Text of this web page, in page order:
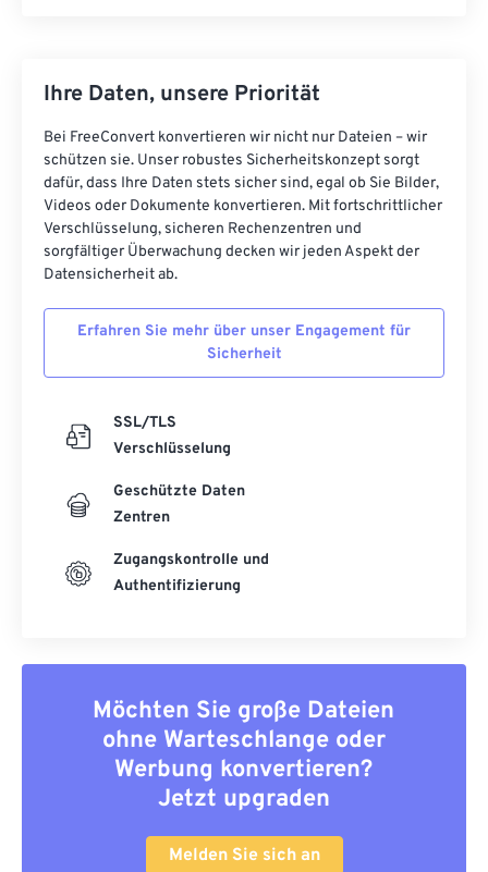
Ihre Daten, unsere Priorität
Bei FreeConvert konvertieren wir nicht nur Dateien – wir
schützen sie. Unser robustes Sicherheitskonzept sorgt
dafür, dass Ihre Daten stets sicher sind, egal ob Sie Bilder,
Videos oder Dokumente konvertieren. Mit fortschrittlicher
Verschlüsselung, sicheren Rechenzentren und
sorgfältiger Überwachung decken wir jeden Aspekt der
Datensicherheit ab.
Erfahren Sie mehr über unser Engagement für
Sicherheit
SSL/TLS
Verschlüsselung
Geschützte Daten
Zentren
Zugangskontrolle und
Authentifizierung
Möchten Sie große Dateien
ohne Warteschlange oder
Werbung konvertieren?
Jetzt upgraden
Melden Sie sich an